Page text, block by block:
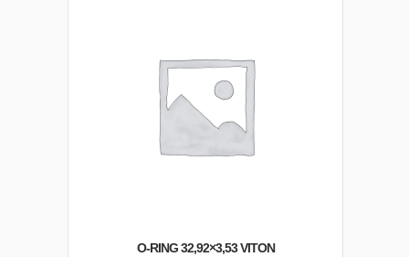
O-RING 32,92×3,53 VITON